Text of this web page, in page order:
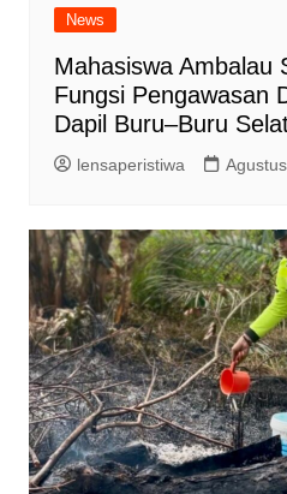
News
Mahasiswa Ambalau
Fungsi Pengawasan
Dapil Buru–Buru
lensaperistiwa